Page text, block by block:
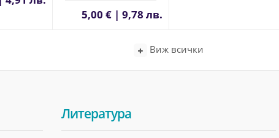
5,00 € | 9,78 лв.
Виж всички
Литература